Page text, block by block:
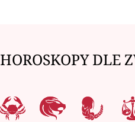
HOROSKOPY DLE